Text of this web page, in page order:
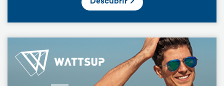
Descubrir